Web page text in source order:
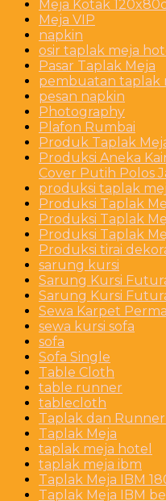
Meja Kotak
Meja VIP
napkin
osir taplak meja
Pasar Taplak Meja
pembuatan taplak
pesan napkin
Photography
Plafon Rumbai
Produk Taplak
Produksi Aneka
Cover Putih Polos
produksi taplak
Produksi Taplak
Produksi Taplak
Produksi Taplak
Produksi tirai
sarung kursi
Sarung Kursi
Sarung Kursi
Sewa Karpet
sewa kursi sofa
sofa
Sofa Single
Table Cloth
table runner
tablecloth
Taplak dan Runner
Taplak Meja
taplak meja hotel
taplak meja ibm
Taplak Meja IBM
Taplak Meja IBM